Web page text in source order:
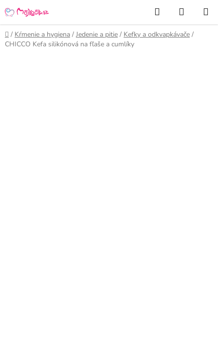
na
obsah
Hľadať
KOŠÍK
Domov
/ Kŕmenie a hygiena / Jedenie a pitie / Kefky a odkvapkávače /
CHICCO Kefa silikónová na fľaše a cumlíky